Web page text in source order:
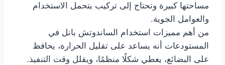
مساحتها كبيرة وتحتاج إلى تركيب يتحمل الاستخدام
والعوامل الجوية.
من أهم مميزات استخدام الساندوتش بانل في
المستودعات أنه يساعد على تقليل الحرارة، يحافظ
على البضائع، يعطي شكلًا منظمًا، ويقلل وقت التنفيذ.